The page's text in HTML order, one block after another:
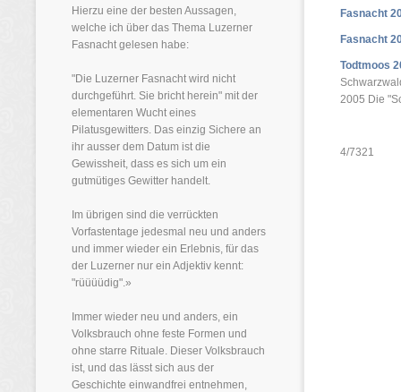
Hierzu eine der besten Aussagen,
welche ich über das Thema Luzerner
Fasnacht gelesen habe:
"Die Luzerner Fasnacht wird nicht
durchgeführt. Sie bricht herein" mit der
elementaren Wucht eines
Pilatusgewitters. Das einzig Sichere an
ihr ausser dem Datum ist die
Gewissheit, dass es sich um ein
gutmütiges Gewitter handelt.
Im übrigen sind die verrückten
Vorfastentage jedesmal neu und anders
und immer wieder ein Erlebnis, für das
der Luzerner nur ein Adjektiv kennt:
"rüüüüdig".»
Immer wieder neu und anders, ein
Volksbrauch ohne feste Formen und
ohne starre Rituale. Dieser Volksbrauch
ist, und das lässt sich aus der
Geschichte einwandfrei entnehmen,
Fasnacht
Fasnacht
Todtmoos
2005 Die
4/7321